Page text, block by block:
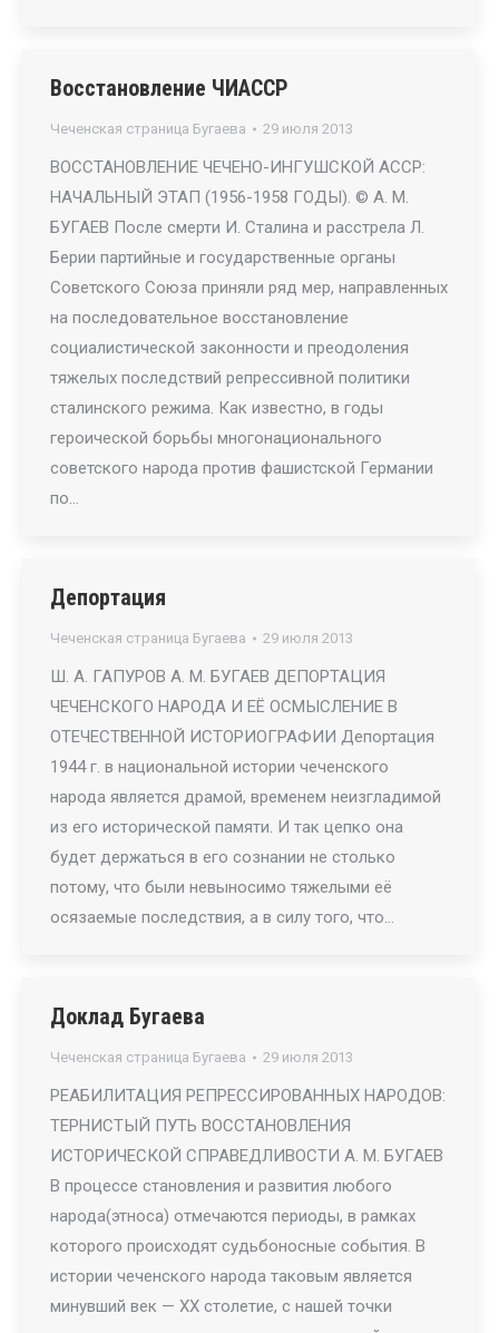
Восстановление ЧИАССР
Чеченская страница Бугаева 29 июля 2013
ВОССТАНОВЛЕНИЕ ЧЕЧЕНО-ИНГУШСКОЙ АССР:
НАЧАЛЬНЫЙ ЭТАП (1956-1958 ГОДЫ). © А. М.
БУГАЕВ После смерти И. Сталина и расстрела Л.
Берии партийные и государственные органы
Советского Союза приняли ряд мер, направленных
на последовательное восстановление
социалистической законности и преодоления
тяжелых последствий репрессивной политики
сталинского режима. Как известно, в годы
героической борьбы многонационального
советского народа против фашистской Германии
по…
Депортация
Чеченская страница Бугаева 29 июля 2013
Ш. А. ГАПУРОВ А. М. БУГАЕВ ДЕПОРТАЦИЯ
ЧЕЧЕНСКОГО НАРОДА И ЕЁ ОСМЫСЛЕНИЕ В
ОТЕЧЕСТВЕННОЙ ИСТОРИОГРАФИИ Депортация
1944 г. в национальной истории чеченского
народа является драмой, временем неизгладимой
из его исторической памяти. И так цепко она
будет держаться в его сознании не столько
потому, что были невыносимо тяжелыми её
осязаемые последствия, а в силу того, что…
Доклад Бугаева
Чеченская страница Бугаева 29 июля 2013
РЕАБИЛИТАЦИЯ РЕПРЕССИРОВАННЫХ НАРОДОВ:
ТЕРНИСТЫЙ ПУТЬ ВОССТАНОВЛЕНИЯ
ИСТОРИЧЕСКОЙ СПРАВЕДЛИВОСТИ А. М. БУГАЕВ
В процессе становления и развития любого
народа(этноса) отмечаются периоды, в рамках
которого происходят судьбоносные события. В
истории чеченского народа таковым является
минувший век — XX столетие, с нашей точки